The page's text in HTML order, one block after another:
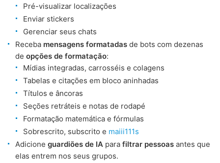
Pré-visualizar localizações
Enviar stickers
Gerenciar seus chats
Receba mensagens formatadas de bots com dezenas
de opções de formatação:
Mídias integradas, carrosséis e colagens
Tabelas e citações em bloco aninhadas
Títulos e âncoras
Seções retráteis e notas de rodapé
Formatação matemática e fórmulas
Sobrescrito, subscrito e maiii111s
Adicione guardiões de IA para filtrar pessoas antes que
elas entrem nos seus grupos.